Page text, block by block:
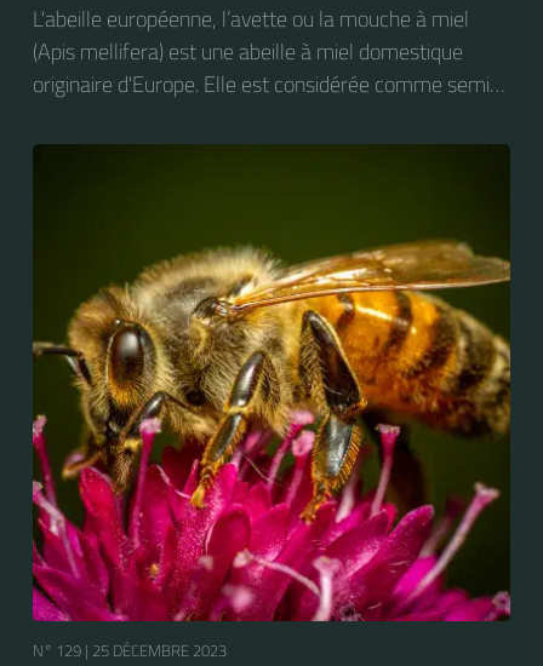
L'abeille européenne, l’avette ou la mouche à miel
(Apis mellifera) est une abeille à miel domestique
originaire d'Europe. Elle est considérée comme semi-
échelle pour produire du miel.
N° 129 | 25 DÉCEMBRE 2023